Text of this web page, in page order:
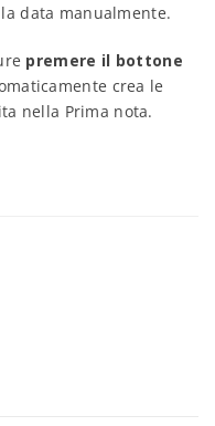
data manualmente.
premere il bottone
crea le
nella Prima nota.